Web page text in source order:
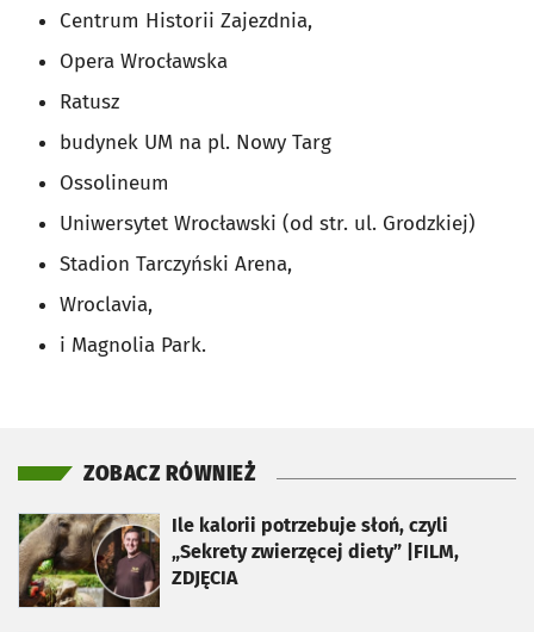
Centrum Historii Zajezdnia,
Opera Wrocławska
Ratusz
budynek UM na pl. Nowy Targ
Ossolineum
Uniwersytet Wrocławski (od str. ul. Grodzkiej)
Stadion Tarczyński Arena,
Wroclavia,
i Magnolia Park.
ZOBACZ RÓWNIEŻ
Ile kalorii potrzebuje słoń, czyli
„Sekrety zwierzęcej diety” |FILM,
ZDJĘCIA
otworzy się w nowej karcie